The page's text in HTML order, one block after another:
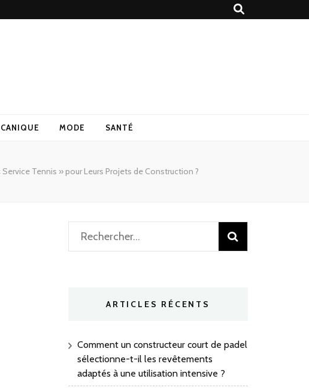
MODE SANTÉ
Tennis » pour Leurs Projets de Construction ?
Rechercher :
ARTICLES RÉCENTS
Comment un constructeur court de padel
sélectionne-t-il les revêtements
adaptés à une utilisation intensive ?